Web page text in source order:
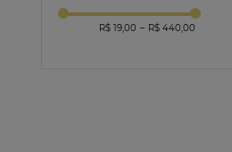
BT FAIR
BT LIGHT
Bauny
R$ 19,00 – R$ 440,00